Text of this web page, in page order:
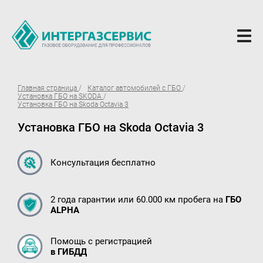
О компании
Новости
ГБО Alpha
Вопросы и ответы
Вакансии
Документы компании
Оферта
Партнёрам
Доставка Партнерам
Главная страница
Каталог автомобилей с ГБО
Установка ГБО на SKODA
Установка ГБО на Skoda Octavia 3
Установка ГБО на Skoda Octavia 3
Консультация бесплатно
2 года гарантии или 60.000 км пробега на ГБО
ALPHA
Помощь с регистрацией
в ГИБДД